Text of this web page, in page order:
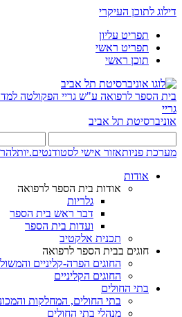
דילוג לתוכן העיקרי
תפריט עליון
תפריט ראשי
תוכן ראשי
בית הספר לרפואה ע"ש גריי הפקולטה
גריי
אוניברסיטת תל אביב
מערכת פניותאזור אישי לסטודנטים.יות
אודות
אודות בית הספר לרפואה
גלריות
דבר ראש בית הספר
ועדות בית הספר
תכנית אלקטיב
חוגים בבית הספר לרפואה
החוגים הפרה-קליניים
החוגים הקליניים
בתי החולים
בתי החולים, המחלקות
מנהלי בתי החולים